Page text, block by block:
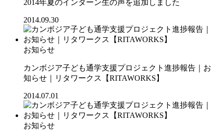
2014年夏のインターン生の声を追加しました
2014.09.30
お知らせ
カンボジア子ども通学支援プロジェクト進捗報告｜お
知らせ｜リタワークス【RITAWORKS】
2014.07.01
お知らせ